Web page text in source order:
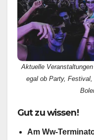
Aktuelle
egal ob Party,
Gut zu wissen!
Am Ww-